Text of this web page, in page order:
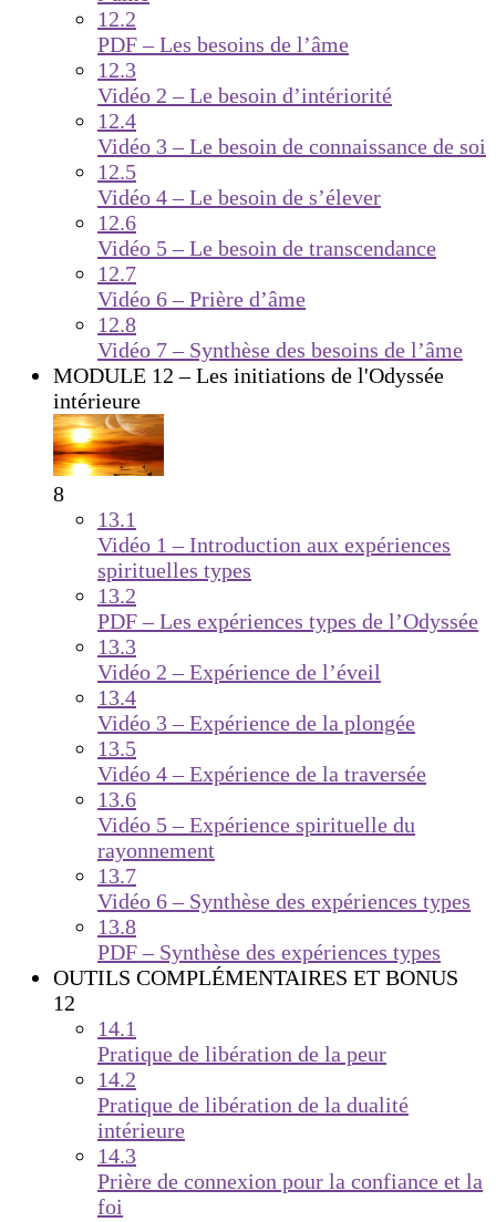
12.2
PDF – Les besoins de l’âme
12.3
Vidéo 2 – Le besoin d’intériorité
12.4
Vidéo 3 – Le besoin de connaissance de soi
12.5
Vidéo 4 – Le besoin de s’élever
12.6
Vidéo 5 – Le besoin de transcendance
12.7
Vidéo 6 – Prière d’âme
12.8
Vidéo 7 – Synthèse des besoins de l’âme
MODULE 12 – Les initiations de l'Odyssée
intérieure
8
13.1
Vidéo 1 – Introduction aux expériences
spirituelles types
13.2
PDF – Les expériences types de l’Odyssée
13.3
Vidéo 2 – Expérience de l’éveil
13.4
Vidéo 3 – Expérience de la plongée
13.5
Vidéo 4 – Expérience de la traversée
13.6
Vidéo 5 – Expérience spirituelle du
rayonnement
13.7
Vidéo 6 – Synthèse des expériences types
13.8
PDF – Synthèse des expériences types
OUTILS COMPLÉMENTAIRES ET BONUS
12
14.1
Pratique de libération de la peur
14.2
Pratique de libération de la dualité
intérieure
14.3
Prière de connexion pour la confiance et la
foi